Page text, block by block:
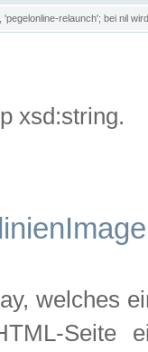
'pegelonline-relaunch'; bei nil
xsd:string.
welches
Seite